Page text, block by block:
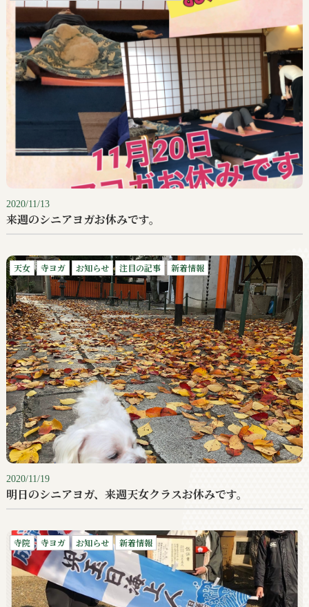
2020/11/13
来週のシニアヨガお休みです。
天女 寺ヨガ お知らせ 注目の記事 新着情報
2020/11/19
明日のシニアヨガ、来週天女クラスお休みです。
寺院 寺ヨガ お知らせ 新着情報